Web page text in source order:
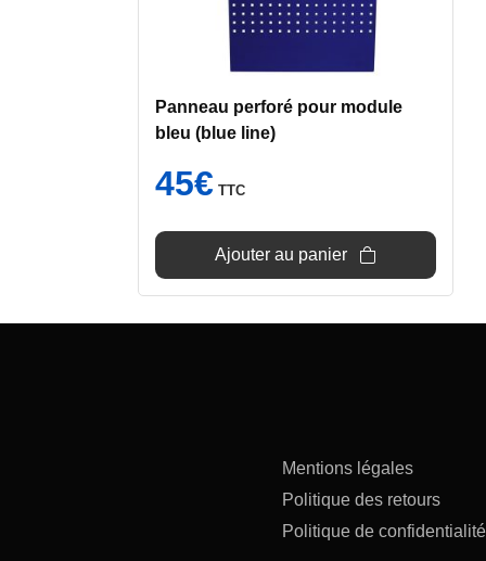
Panneau perforé pour module
bleu (blue line)
45€ TTC
Ajouter au panier
Mentions légales
Politique des retours
Politique de confidentialité